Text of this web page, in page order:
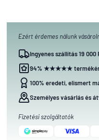
Ezért érdemes nálunk
Ingyenes szállítás 19
94% ★★★★★
100% eredeti, elismert
Személyes vásárlás és
Fizetési szolgáltatók